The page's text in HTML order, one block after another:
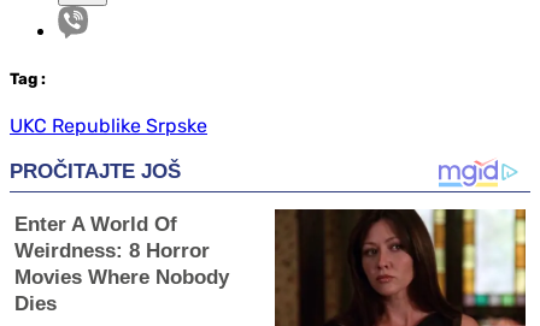
Tag :
UKC Republike Srpske